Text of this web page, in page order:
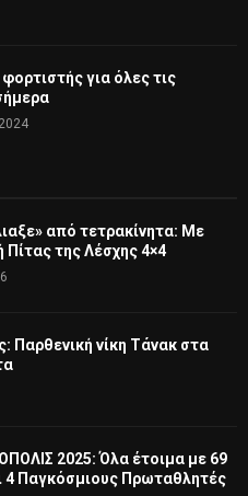
για όλες τις
από τετρακίνητα: Με
Πίτας της Λέσχης 4×4
Παρθενική νίκη Τάνακ στα
2025: Όλα έτοιμα με 69
4 Παγκόσμιους Πρωταθλητές